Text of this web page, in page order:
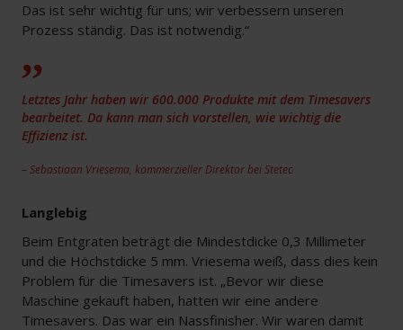
Das ist sehr wichtig für uns; wir verbessern unseren
Prozess ständig. Das ist notwendig.“
Letztes Jahr haben wir 600.000 Produkte mit dem Timesavers
bearbeitet. Da kann man sich vorstellen, wie wichtig die
Effizienz ist.
– Sebastiaan Vriesema, kommerzieller Direktor bei Stetec
Langlebig
Beim Entgraten beträgt die Mindestdicke 0,3 Millimeter
und die Höchstdicke 5 mm. Vriesema weiß, dass dies kein
Problem für die Timesavers ist. „Bevor wir diese
Maschine gekauft haben, hatten wir eine andere
Timesavers. Das war ein Nassfinisher. Wir waren damit